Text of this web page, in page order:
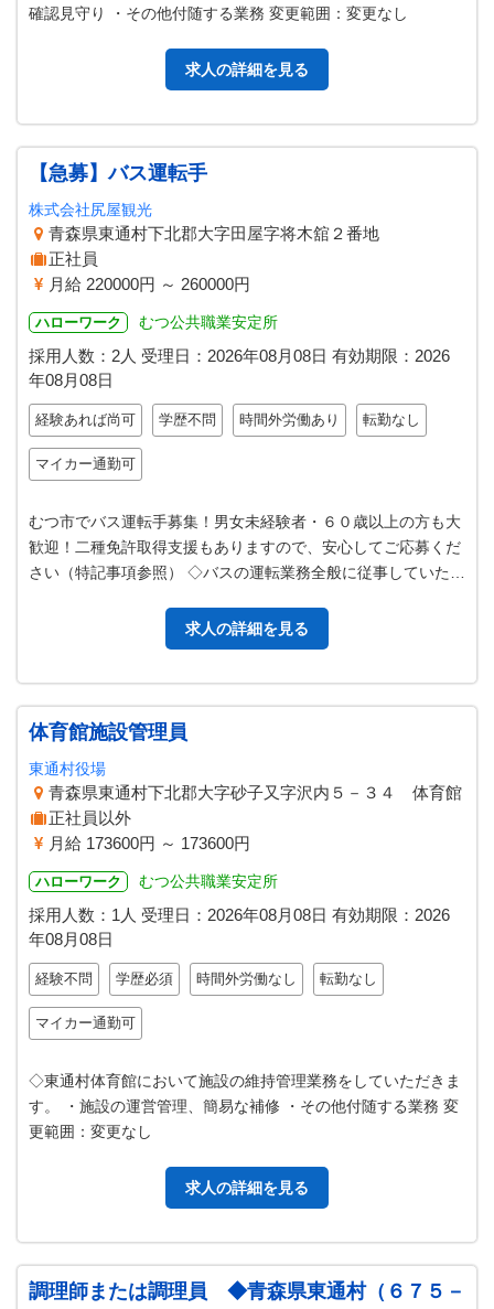
確認見守り ・その他付随する業務 変更範囲：変更なし
求人の詳細を見る
【急募】バス運転手
株式会社尻屋観光
青森県東通村下北郡大字田屋字将木舘２番地
正社員
月給 220000円 ～ 260000円
ハローワーク むつ公共職業安定所
採用人数：2人 受理日： 2026年08月08日 有効期限： 2026
年08月08日
経験あれば尚可 学歴不問 時間外労働あり 転勤なし
マイカー通勤可
むつ市でバス運転手募集！男女未経験者・６０歳以上の方も大
歓迎！二種免許取得支援もありますので、安心してご応募くだ
さい（特記事項参照） ◇バスの運転業務全般に従事していただ
求人の詳細を見る
体育館施設管理員
東通村役場
青森県東通村下北郡大字砂子又字沢内５－３４ 体育館
正社員以外
月給 173600円 ～ 173600円
ハローワーク むつ公共職業安定所
採用人数：1人 受理日： 2026年08月08日 有効期限： 2026
年08月08日
経験不問 学歴必須 時間外労働なし 転勤なし
マイカー通勤可
◇東通村体育館において施設の維持管理業務をしていただきま
す。 ・施設の運営管理、簡易な補修 ・その他付随する業務 変
更範囲：変更なし
求人の詳細を見る
調理師または調理員 ◆青森県東通村（６７５－